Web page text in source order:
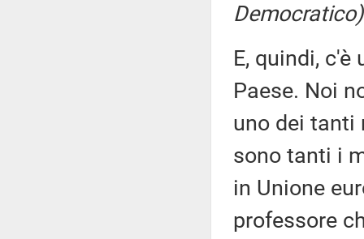
Democratico)
E, quindi,
Paese. Noi
uno dei tanti
sono tanti i
in Unione
professore